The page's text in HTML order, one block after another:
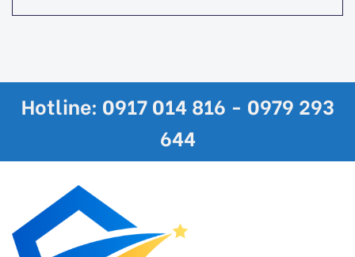
Hotline: 0917 014 816 - 0979 293
644